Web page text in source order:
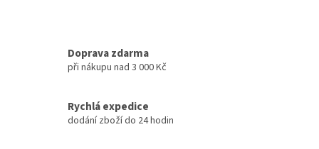
Doprava zdarma
při nákupu nad 3 000 Kč
Rychlá expedice
dodání zboží do 24 hodin